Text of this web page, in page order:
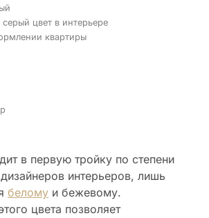
цвет в интерьере
квартиры
в первую тройку по степени
интерьеров, лишь
белому и бежевому.
цвета позволяет